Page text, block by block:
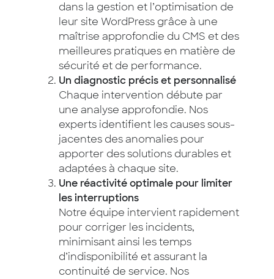
dans la gestion et l’optimisation de
leur site WordPress grâce à une
maîtrise approfondie du CMS et des
meilleures pratiques en matière de
sécurité et de performance.
Un diagnostic précis et personnalisé
Chaque intervention débute par
une analyse approfondie. Nos
experts identifient les causes sous-
jacentes des anomalies pour
apporter des solutions durables et
adaptées à chaque site.
Une réactivité optimale pour limiter
les interruptions
Notre équipe intervient rapidement
pour corriger les incidents,
minimisant ainsi les temps
d’indisponibilité et assurant la
continuité de service. Nos